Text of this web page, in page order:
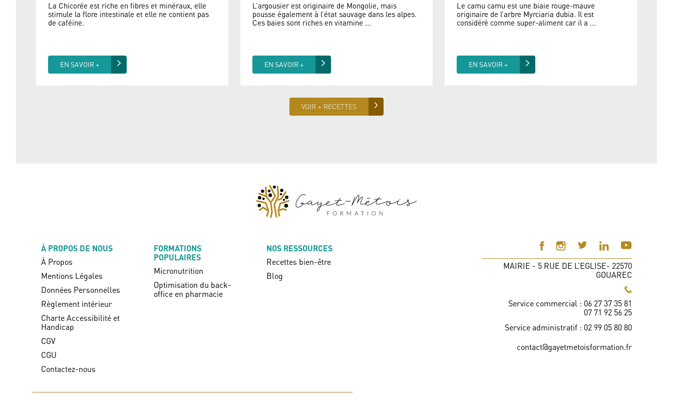
La Chicorée est riche en fibres et minéraux, elle
stimule la flore intestinale et elle ne contient pas
de caféine.
EN SAVOIR +
L’argousier est originaire de Mongolie, mais
pousse également à l’état sauvage dans les alpes.
Ces baies sont riches en vitamine ...
EN SAVOIR +
Le camu camu est une biaie rouge-mauve
originaire de l’arbre Myrciaria dubia. Il est
considéré comme super-aliment car il a ...
EN SAVOIR +
VOIR + RECETTES
À PROPOS DE NOUS
À Propos
Mentions Légales
Données Personnelles
Règlement intérieur
Charte Accessibilité et
Handicap
CGV
CGU
Contactez-nous
FORMATIONS
POPULAIRES
Micronutrition
Optimisation du back-
office en pharmacie
NOS RESSOURCES
Recettes bien-être
Blog
MAIRIE - 5 RUE DE L’EGLISE- 22570
GOUAREC
Service commercial : 06 27 37 35 81
07 71 92 56 25
Service administratif : 02 99 05 80 80
contact@gayetmetoisformation.fr